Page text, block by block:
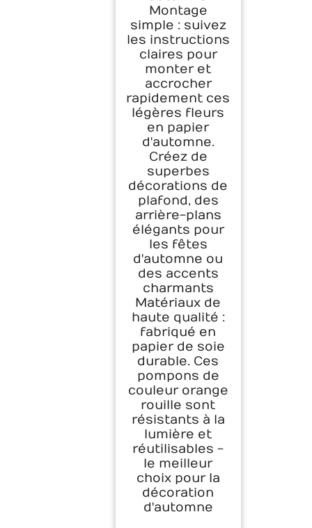
Montage
simple : suivez
les instructions
claires pour
monter et
accrocher
rapidement ces
légères fleurs
en papier
d'automne.
Créez de
superbes
décorations de
plafond, des
arrière-plans
élégants pour
les fêtes
d'automne ou
des accents
charmants
Matériaux de
haute qualité :
fabriqué en
papier de soie
durable. Ces
pompons de
couleur orange
rouille sont
résistants à la
lumière et
réutilisables -
le meilleur
choix pour la
décoration
d'automne